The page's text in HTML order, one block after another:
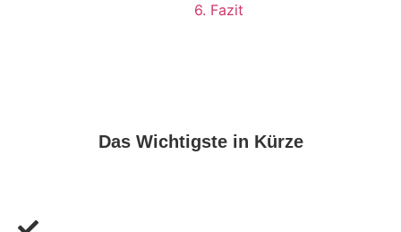
6. Fazit
Das Wichtigste in Kürze